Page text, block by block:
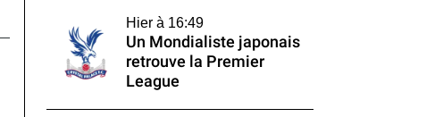
Hier à 16:49
Un Mondialiste japonais
retrouve la Premier
League